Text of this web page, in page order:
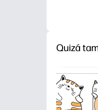
Quizá